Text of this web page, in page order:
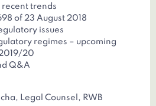
recent trends
of 23 August 2018
issues
regimes – upcoming
20
Q&A
Legal Counsel, RWB